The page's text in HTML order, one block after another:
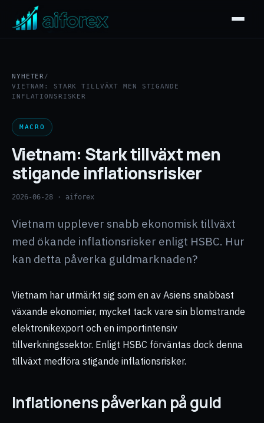
NYHETER/
VIETNAM: STARK TILLVÄXT MEN STIGANDE
INFLATIONSRISKER
MACRO
Vietnam: Stark tillväxt men
stigande inflationsrisker
2026-06-28 · aiforex
Vietnam upplever snabb ekonomisk tillväxt
med ökande inflationsrisker enligt HSBC. Hur
kan detta påverka guldmarknaden?
Vietnam har utmärkt sig som en av Asiens snabbast
växande ekonomier, mycket tack vare sin blomstrande
elektronikexport och en importintensiv
tillverkningssektor. Enligt HSBC förväntas dock denna
tillväxt medföra stigande inflationsrisker.
Inflationens påverkan på guld